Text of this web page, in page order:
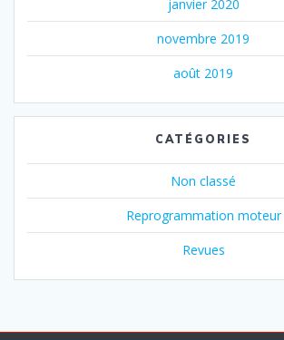
janvier 2020
novembre 2019
août 2019
CATÉGORIES
Non classé
Reprogrammation moteur
Revues